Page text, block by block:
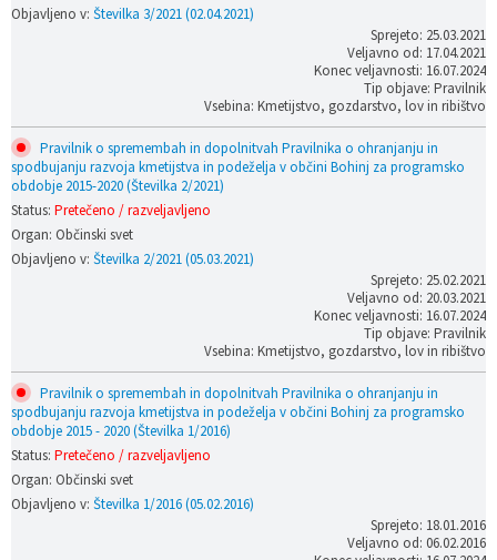
Objavljeno v: Številka 3/2021 (02.04.2021)
Sprejeto: 25.03.2021
Veljavno od: 17.04.2021
Konec veljavnosti: 16.07.2024
Tip objave: Pravilnik
Vsebina: Kmetijstvo, gozdarstvo, lov in ribištvo
Pravilnik o spremembah in dopolnitvah Pravilnika o ohranjanju in
spodbujanju razvoja kmetijstva in podeželja v občini Bohinj za programsko
obdobje 2015-2020 (Številka 2/2021)
Status: Pretečeno / razveljavljeno
Organ: Občinski svet
Objavljeno v: Številka 2/2021 (05.03.2021)
Sprejeto: 25.02.2021
Veljavno od: 20.03.2021
Konec veljavnosti: 16.07.2024
Tip objave: Pravilnik
Vsebina: Kmetijstvo, gozdarstvo, lov in ribištvo
Pravilnik o spremembah in dopolnitvah Pravilnika o ohranjanju in
spodbujanju razvoja kmetijstva in podeželja v občini Bohinj za programsko
obdobje 2015 - 2020 (Številka 1/2016)
Status: Pretečeno / razveljavljeno
Organ: Občinski svet
Objavljeno v: Številka 1/2016 (05.02.2016)
Sprejeto: 18.01.2016
Veljavno od: 06.02.2016